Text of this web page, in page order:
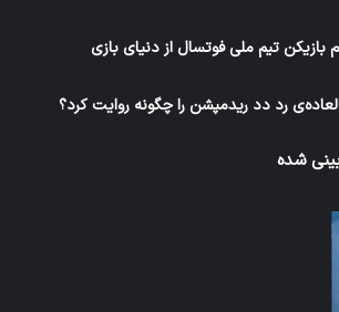
بازیکن تیم ملی فوتسال از دنیای بازی
رد دد ریدمپشن را چگونه روایت کرد؟
شده